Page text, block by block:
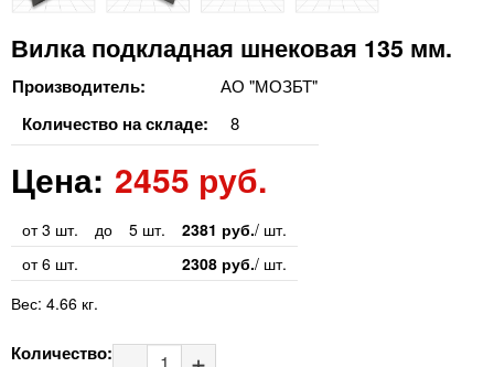
Вилка подкладная шнековая 135 мм.
Производитель: АО "МОЗБТ"
Количество на складе: 8
Цена: 2455 руб.
от 3 шт. до 5 шт. 2381 руб./ шт.
от 6 шт.
2308 руб./ шт.
Вес: 4.66 кг.
Количество: